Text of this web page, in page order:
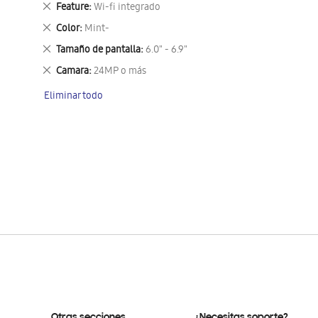
Feature Wi-fi integrado
Eliminar
este
artículo
Color Mint-
Eliminar
este
artículo
Tamaño de pantalla 6.0" - 6.9"
Eliminar
este
artículo
Camara 24MP o más
Eliminar
artículo
Eliminar todo